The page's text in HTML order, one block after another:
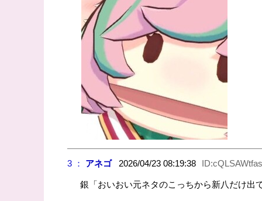
3 ： アネゴ2026/04/23 08:19:38 ID:cQLSAWtfas
銀「おいおい元ネタのこっちから新八だけ出